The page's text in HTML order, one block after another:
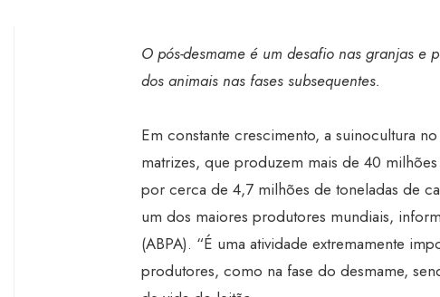
O pós-desmame é um desafio nas granjas e
dos animais nas fases subsequentes.
Em constante crescimento, a suinocultura
matrizes, que produzem mais de 40
por cerca de 4,7 milhões de toneladas de
um dos maiores produtores mundiais,
(ABPA). “É uma atividade extremamente
produtores, como na fase do desmame,